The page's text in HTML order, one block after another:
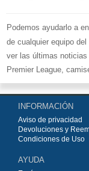
Podemos ayudarlo a
de cualquier equipo
ver las últimas
Premier League,
fútbol y kits.
Comprecamisetas de
más grande de
de fútbol, ​​kits
Compre nuestra gran
INFORMACIÓN
Aviso de privacidad
Devoluciones y
Condiciones de Uso
AYUDA